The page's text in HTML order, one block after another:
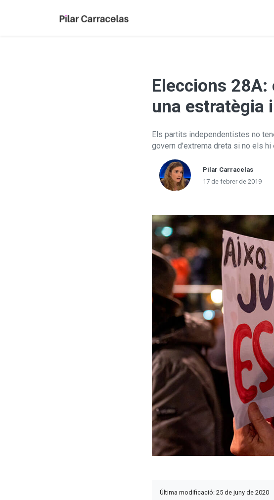
Eleccions
una estratègia
Els partits independentistes no
govern d'extrema dreta si no els hi
Pilar Carracelas
17 de febrer de 2019
Última modificació: 25 de juny de 2020